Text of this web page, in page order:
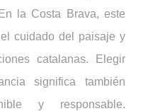
la Costa Brava, este
cuidado del paisaje y
catalanas. Elegir
significa también
y responsable.